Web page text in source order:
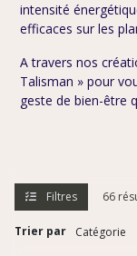
intensité
efficaces sur les
A travers nos
Talisman » pour
geste de bien-être
Filtres 66
Trier par